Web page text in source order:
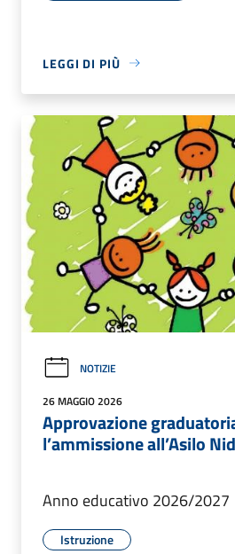
LEGGI DI PIÙ
NOTIZIE
26 MAGGIO 2026
Approvazione
l’ammissione all’Asilo
Anno educativo 2026/2027
Istruzione